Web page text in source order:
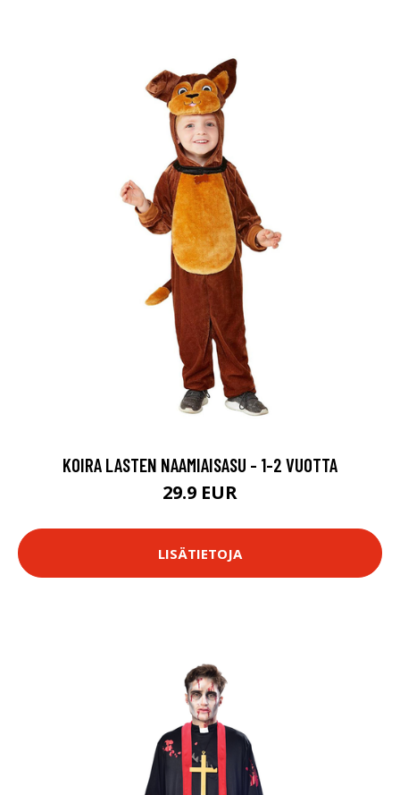
KOIRA LASTEN NAAMIAISASU - 1-2 VUOTTA
29.9 EUR
LISÄTIETOJA